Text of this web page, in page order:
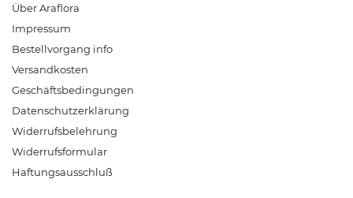
Über Araflora
Impressum
Bestellvorgang info
Versandkosten
Geschäftsbedingungen
Datenschutzerklärung
Widerrufsbelehrung
Widerrufsformular
Haftungsausschluß